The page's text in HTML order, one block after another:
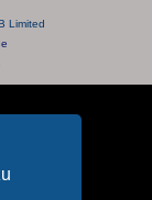
Limited